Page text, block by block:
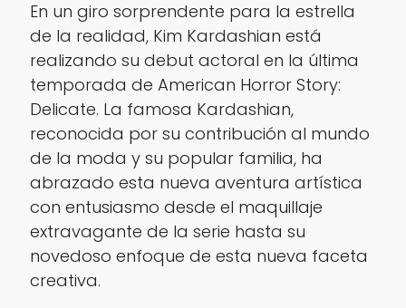
En un giro sorprendente para la estrella
de la realidad, Kim Kardashian está
realizando su debut actoral en la última
temporada de American Horror Story:
Delicate. La famosa Kardashian,
reconocida por su contribución al mundo
de la moda y su popular familia, ha
abrazado esta nueva aventura artística
con entusiasmo desde el maquillaje
extravagante de la serie hasta su
novedoso enfoque de esta nueva faceta
creativa.